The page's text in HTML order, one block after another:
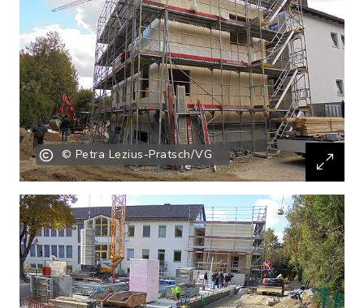
© Petra Lezius-Pratsch/VG